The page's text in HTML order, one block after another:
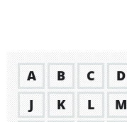
A B C D
J
K L M